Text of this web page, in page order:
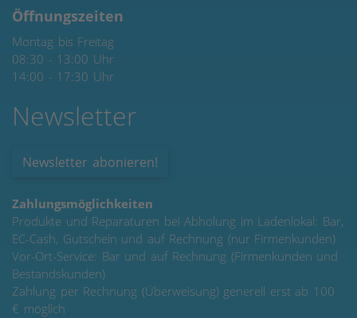
Öffnungszeiten
Montag bis Freitag
08:30 - 13:00 Uhr
14:00 - 17:30 Uhr
Newsletter
Newsletter abonieren!
Zahlungsmöglichkeiten
Produkte und Reparaturen bei Abholung im Ladenlokal: Bar,
EC-Cash, Gutschein und auf Rechnung (nur Firmenkunden)
Vor-Ort-Service: Bar und auf Rechnung (Firmenkunden und
Bestandskunden)
Zahlung per Rechnung (Überweisung) generell erst ab 100
€ möglich